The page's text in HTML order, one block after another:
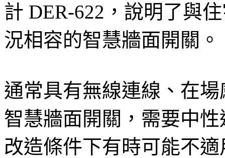
計 DER-622，說明了與
況相容的智慧牆面開關。
通常具有無線連線、在
智慧牆面開關，需要中
改造條件下有時可能不